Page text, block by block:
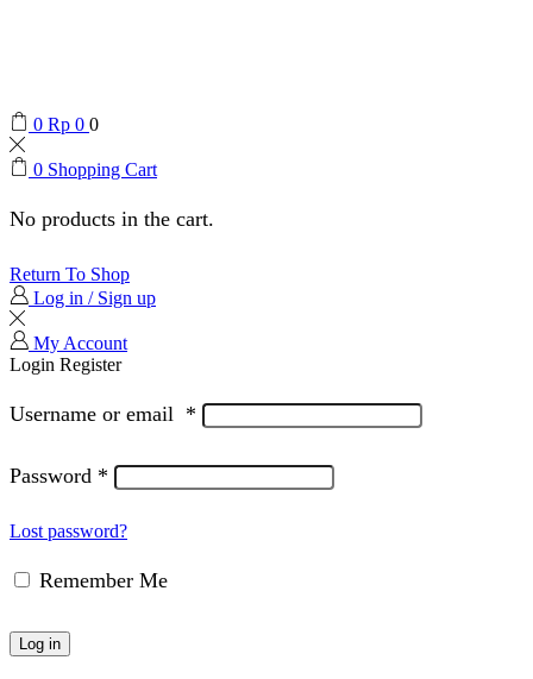
0 Rp 0 0
0 Shopping Cart
No products in the cart.
Return To Shop
Log in / Sign up
My Account
Login Register
Username or email *
Password *
Lost password?
Remember Me
Log in